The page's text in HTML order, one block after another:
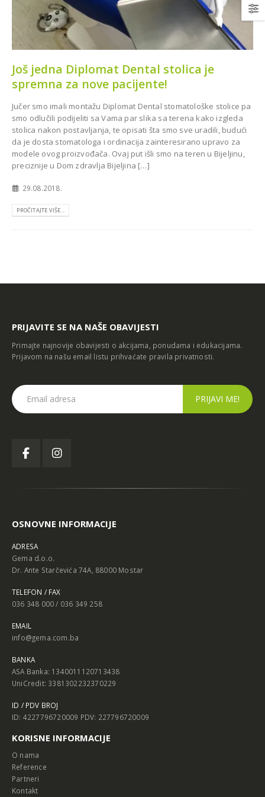
Još jedna Diplomat Dental stolica je
spremna za nove pacijente!
Jučer smo imali montažu Diplomat Dental stomatološke stolice pa
smo odlučili podijeliti sa Vama par slika sa terena kako izgleda
stolica nakon postavljanja, te opisati šta smo sve uradili, budući
da je dosta stomatologa i ordinacija zainteresirano upravo za
modele ovog proizvođača. Ovaj put išli smo na teren u Bijeljinu,
preciznije u Dom zdravlja Bijeljina […]
29.08.2018.
PROČITAJTE VIŠE...
za Dom
Najsuvremenija oprema za
Stomatološku ordinaciju dr.
Murga u Livnu
PRIJAVITE SE NA NAŠE OBAVIJESTI
Primajte najnovije obavijesti o akcijama, ponudama i edukacijama.
Prijavom na našu email listu prihvaćate pravila privatnosti.
OSNOVNE INFORMACIJE
ADRESA
Gema d.o.o.
Dr. Ante Starčevića 74A, 88000 Mostar
TELEFON / FAX
036 348 000 / 036 349 258
EMAIL
info@gema.com.ba
BANKA
ASA Banka: 1340011120713438
UniCredit: 3381302232370229
ID / PDV BROJ
ID: 4227796720009 PDV: 227796720009
KORISNE INFORMACIJE
O nama
Reference
Partneri
Kontakt